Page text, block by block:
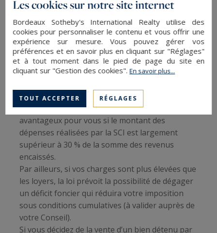
article 28 à 31 du CGI).
Ces charges sont énumérées par la loi, parmi
lesquelles on retrouve les frais de gestion et
d’administration du bien, les dépenses de
réparation et d’entretien, les intérêts et frais
d’assurance.
Le régime réel est généralement plus
avantageux pour vous si le montant des
dépenses réalisées par la SCI est largement
supérieur à 30 % de la somme des revenus
encaissés.
Par ailleurs, si vos charges sont plus élevées que
les loyers, la loi prévoit la possibilité de dégager
un déficit foncier qui réduira votre imposition
sous conditions cumulatives (à valider auprès de
votre Conseil).
Si vous décidez de la vente d’un bien détenu par
Les cookies sur notre site internet
Bordeaux Sotheby's International Realty utilise des
cookies pour personnaliser le contenu et vous offrir une
expérience sur mesure. Vous pouvez gérer vos
préférences et en savoir plus en cliquant sur "Réglages"
et à tout moment dans le pied de page du site en
cliquant sur "Gestion des cookies".En savoir plus...
TOUT ACCEPTER RÉGLAGES